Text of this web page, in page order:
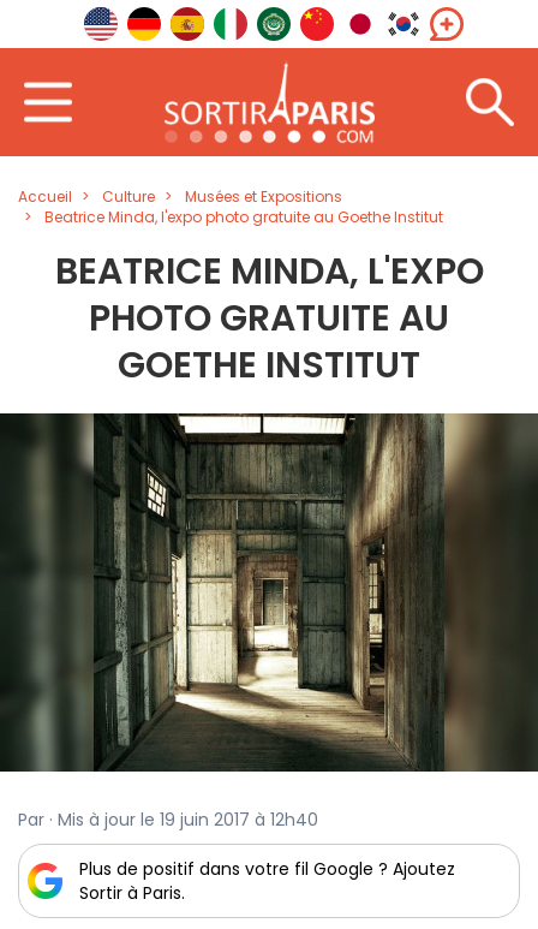
Accueil Culture
Musées et Expositions
Beatrice Minda, l'expo photo gratuite au Goethe Institut
BEATRICE MINDA, L'EXPO
PHOTO GRATUITE AU
GOETHE INSTITUT
Par · Mis à jour le 19 juin 2017 à 12h40
Plus de positif dans votre fil Google ? Ajoutez
Sortir à Paris.